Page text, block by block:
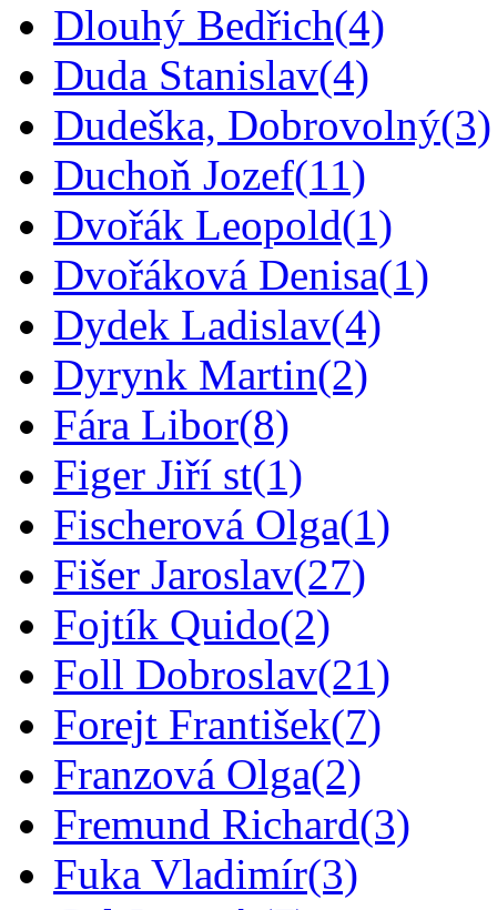
Dlouhý Bedřich(4)
Duda Stanislav(4)
Dudeška, Dobrovolný(3)
Duchoň Jozef(11)
Dvořák Leopold(1)
Dvořáková Denisa(1)
Dydek Ladislav(4)
Dyrynk Martin(2)
Fára Libor(8)
Figer Jiří st(1)
Fischerová Olga(1)
Fišer Jaroslav(27)
Fojtík Quido(2)
Foll Dobroslav(21)
Forejt František(7)
Franzová Olga(2)
Fremund Richard(3)
Fuka Vladimír(3)